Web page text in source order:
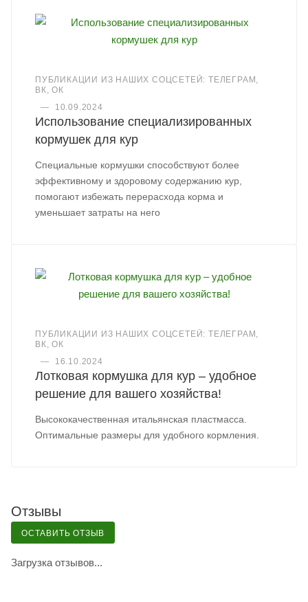
ПУБЛИКАЦИИ ИЗ НАШИХ СОЦСЕТЕЙ: ТЕЛЕГРАМ,
ВК, ОК
—
10.09.2024
Использование специализированных
кормушек для кур
Специальные кормушки способствуют более
эффективному и здоровому содержанию кур,
помогают избежать перерасхода корма и
уменьшает затраты на него
ПУБЛИКАЦИИ ИЗ НАШИХ СОЦСЕТЕЙ: ТЕЛЕГРАМ,
ВК, ОК
—
16.10.2024
Лотковая кормушка для кур – удобное
решение для вашего хозяйства!
Высококачественная итальянская пластмасса.
Оптимальные размеры для удобного кормления.
Отзывы
ОСТАВИТЬ ОТЗЫВ
Загрузка отзывов...